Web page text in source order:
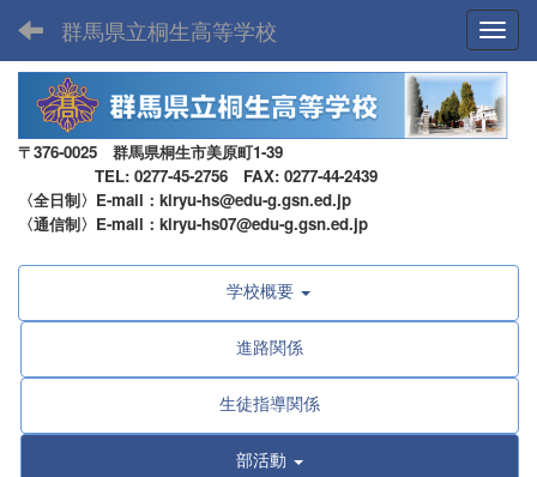
群馬県立桐生高等学校
〒376-0025 群馬県桐生市美原町1-39
TEL: 0277-45-2756 FAX: 0277-44-2439
〈全日制〉E-mail：kiryu-hs@edu-g.gsn.ed.jp
〈通信制〉E-mail：kiryu-hs07@edu-g.gsn.ed.jp
学校概要
進路関係
生徒指導関係
部活動